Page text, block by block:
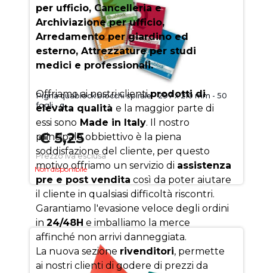
Pigna quablock blocchi spirale - 297 x 210 mm - 50
fogli - q
€ 5,25
Prezzo iva esclusa
Non disponibile
per ufficio, Cancelleria e
Archiviazione per ufficio,
Arredamento per giardino ed
esterno, Attrezzature per studi
medici e professionali.
Offriamo ai nostri clientiprodotti di
elevata qualità e la maggior parte di
essi sono Made in Italy. Il nostro
principale obbiettivo è la piena
soddisfazione del cliente, per questo
motivo offriamo un servizio di assistenza
pre e post vendita così da poter aiutare
il cliente in qualsiasi difficoltà riscontri.
Garantiamo l'evasione veloce degli ordini
in 24/48H e imballiamo la merce
affinché non arrivi danneggiata.
La nuova sezione rivenditori, permette
ai nostri clienti di godere di prezzi da